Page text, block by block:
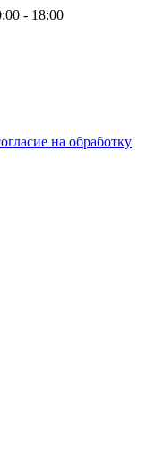
- 18:00
на обработку